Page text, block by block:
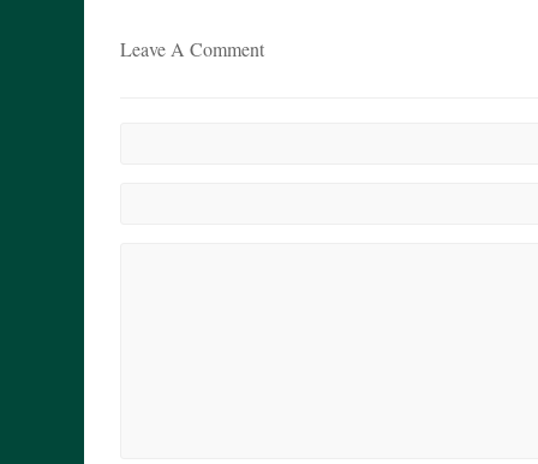
Leave A Comment